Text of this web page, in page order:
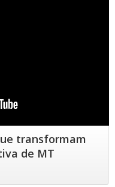
transformam
de MT